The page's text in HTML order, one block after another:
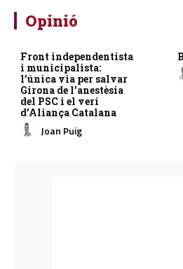
Opinió
Front independentista
i municipalista:
l’única via per salvar
Girona de l’anestèsia
del PSC i el verí
d’Aliança Catalana
Joan Puig